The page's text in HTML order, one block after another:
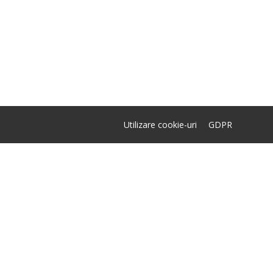
Utilizare cookie-uri GDPR